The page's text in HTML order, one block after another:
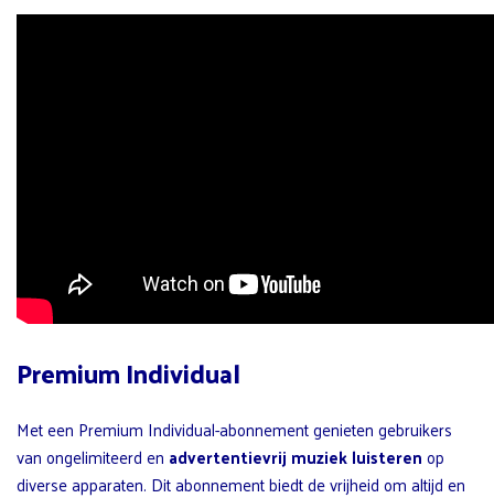
Premium Individual
Met een Premium Individual-abonnement genieten gebruikers
van ongelimiteerd en advertentievrij muziek luisterenop
diverse apparaten. Dit abonnement biedt de vrijheid om altijd en